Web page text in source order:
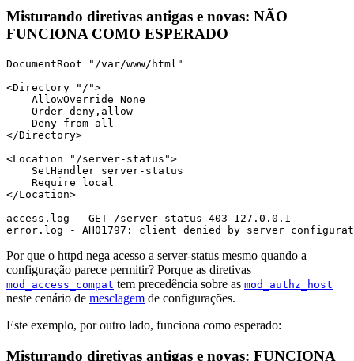
Misturando diretivas antigas e novas: NÃO
FUNCIONA COMO ESPERADO
DocumentRoot "/var/www/html"
<Directory "/">
    AllowOverride None
    Order deny,allow
    Deny from all
</Directory>
<Location "/server-status">
    SetHandler server-status
    Require local
</Location>
access.log - GET /server-status 403 127.0.0.1
error.log - AH01797: client denied by server
Por que o httpd nega acesso a server-status mesmo quando a
configuração parece permitir? Porque as diretivas
mod_access_compat tem precedência sobre as mod_authz_host
neste cenário de mesclagem de configurações.
Este exemplo, por outro lado, funciona como esperado:
Misturando diretivas antigas e novas: FUNCIONA